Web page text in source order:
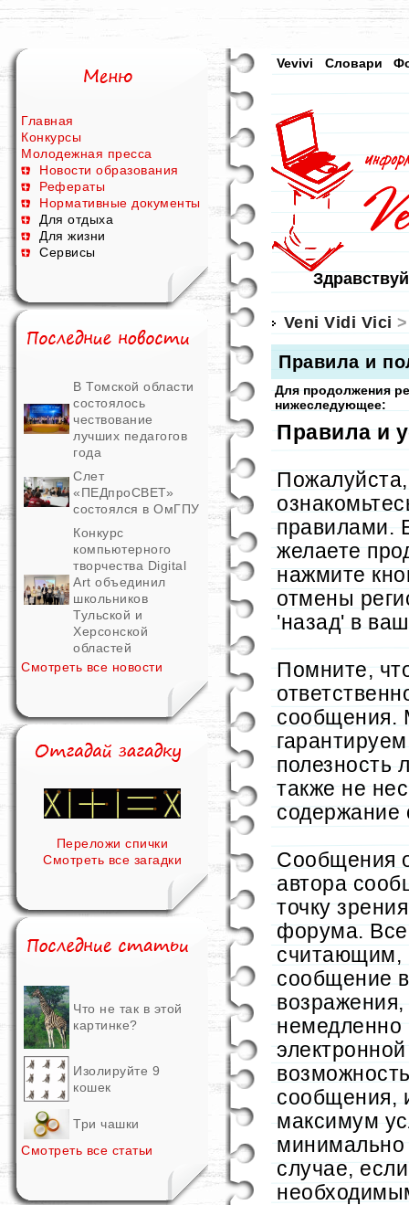
Главная
Конкурсы
Молодежная пресса
Новости образования
Рефераты
Нормативные документы
Для отдыха
Для жизни
Сервисы
В Томской области
состоялось
чествование
лучших педагогов
года
Слет
«ПЕДпроСВЕТ»
состоялся в ОмГПУ
Конкурс
компьютерного
творчества Digital
Art объединил
школьников
Тульской и
Херсонской
областей
Смотреть все новости
Переложи спички
Смотреть все загадки
Что не так в этой
картинке?
Изолируйте 9
кошек
Три чашки
Смотреть все статьи
Vevivi Словари
Veni Vidi Vici
Правила и
Для продолжения
нижеследующее:
Правила и
правилами.
желаете
нажмите
отмены
'назад' в
Помните,
сообщения.
полезность
также не
содержание
Сообщения
автора
точку
форума.
считающим,
сообщение
немедленно
сообщения,
максимум
случае,